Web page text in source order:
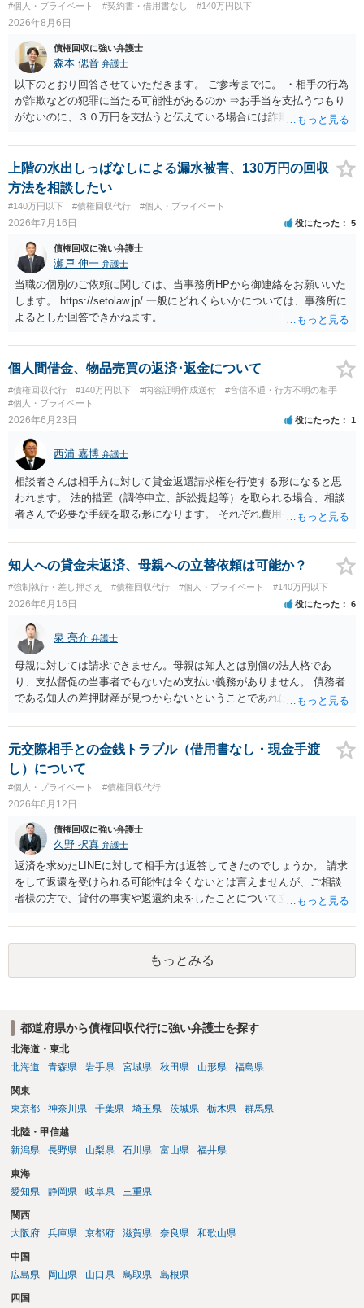
#個人・プライベート #契約書・借用書なし #140万円以下
2026年8月6日
債権回収に強い弁護士
森本 偲音 弁護士
以下のとおり回答させていただきます。 ご参考までに。 ・相手の行為
が詐欺などの犯罪に当たる可能性があるのか ⇒お手当を支払うつもり
がないのに、３０万円を支払うと伝えている場合には詐欺罪に該当す
段が取れるのか ⇒契約に基づく履行請求として３０万円を請求するこ
とが考えられますが、 パパ活の契約は、売春防止法に抵触する契約
であるため、公序良俗に反する契約として 民法上無効（民法９０
条）となるため、相手方に請求できない可能性が高いです。 ・相手の
氏名や住所が分からない状態でも対応可能なのか ⇒訴訟等の裁判上の
手続を利用する場合には、原則として相手方の住所・氏名を把握して
いる必要があります。
上階の水出しっぱなしによる漏水被害、130万円の回収
方法を相談したい
#140万円以下 #債権回収代行 #個人・プライベート
2026年7月16日 役にたった 5
債権回収に強い弁護士
瀬戸 伸一 弁護士
当職の個別のご依頼に関しては、当事務所HPから御連絡をお願いいた
します。 https://setolaw.jp/ 一般にどれくらいかについては、事務所に
よるとしか回答できかねます。
個人間借金、物品売買の返済･返金について
#債権回収代行 #140万円以下 #内容証明作成送付
#音信不通・行方不明の相手
#個人・プライベート
2026年6月23日 役にたった 1
西浦 嘉博 弁護士
相談者さんは相手方に対して貸金返還請求権を行使する形になると思
われます。 法的措置（調停申立、訴訟提起等）を取られる場合、相談
者さんで必要な手続を取る形になります。 それぞれ費用や労力、時間
ば回収できないリスクがあることに留意ください。 一般民事となりま
すので、お住まいの地域の市役所での法律相談会の利用や、（資力要
知人への貸金未返済、母親への立替依頼は可能か？
#強制執行・差し押さえ #債権回収代行 #個人・プライベート #140万円以下
2026年6月16日 役にたった 6
泉 亮介 弁護士
母親に対しては請求できません。母親は知人とは別個の法人格であ
り、支払督促の当事者でもないため支払い義務がありません。 債務者
である知人の差押財産が見つからないということであれば、現実的に
元交際相手との金銭トラブル（借用書なし・現金手渡
し）について
#個人・プライベート #債権回収代行
2026年6月12日
債権回収に強い弁護士
久野 択真 弁護士
返済を求めたLINEに対して相手方は返答してきたのでしょうか。 請求
をして返還を受けられる可能性は全くないとは言えませんが、ご相談
者様の方で、貸付の事実や返還約束をしたことについて立証する必要
の弁護士に、貸付メモやLINEの履歴を持って、具体的に相談に行かれ
るのがよろしいかと思います。 以上ご参考までに。
もっとみる
都道府県から債権回収代行に強い弁護士を探す
北海道・東北
北海道
青森県 岩手県 宮城県 秋田県 山形県 福島県
関東
東京都
神奈川県 千葉県 埼玉県 茨城県 栃木県 群馬県
北陸・甲信越
新潟県
長野県 山梨県 石川県 富山県 福井県
東海
愛知県
静岡県 岐阜県 三重県
関西
大阪府
兵庫県 京都府 滋賀県 奈良県 和歌山県
中国
広島県
岡山県 山口県 鳥取県 島根県
四国